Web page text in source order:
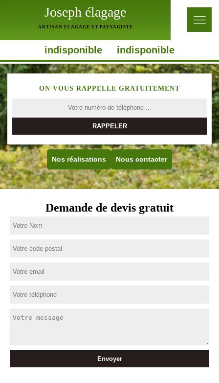
Joseph élagage
ARTISAN ELAGAGE ET PAYSAGISTE
indisponible indisponible
ON VOUS RAPPELLE GRATUITEMENT
Nos réalisations Nous contacter
Demande de devis gratuit